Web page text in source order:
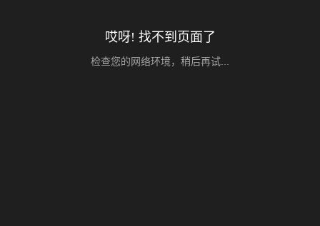
哎呀! 找不到页面了
检查您的网络环境，稍后再试...